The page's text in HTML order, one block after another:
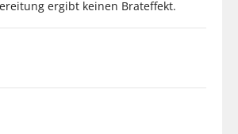
ergibt keinen Brateffekt.